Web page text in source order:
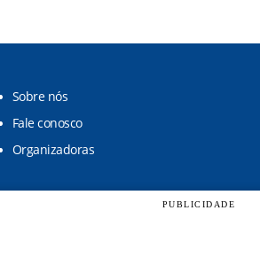
Sobre nós
Fale conosco
Organizadoras
PUBLICIDADE